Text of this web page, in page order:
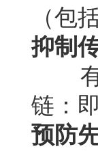
（包
抑制
有
链：
预防